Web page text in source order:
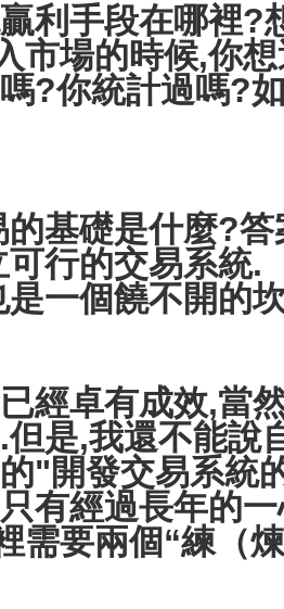
利手段在哪裡?
市場的時候,你
?你統計過嗎?
礎是什麼?答
行的交易系統.
一個饒不開的
經卓有成效,當
是,我還不能說
"開發交易系統
有經過長年的
需要兩個“練（